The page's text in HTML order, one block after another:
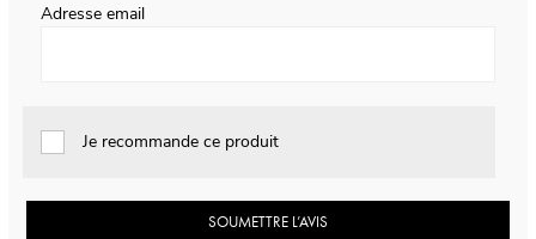
Adresse email
Je recommande ce produit
SOUMETTRE L’AVIS